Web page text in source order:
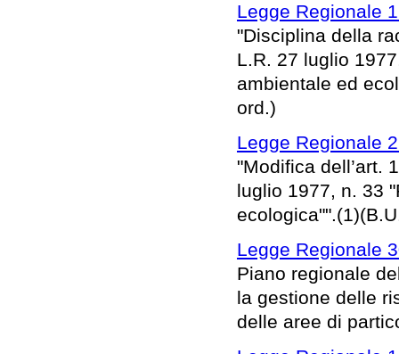
Legge Regionale
"Disciplina della
L.R. 27 luglio
ambientale ed
ord.)
Legge Regionale
"Modifica dell’art.
luglio 1977, n. 33
Legge Regionale
Piano regionale
la gestione delle
delle aree di